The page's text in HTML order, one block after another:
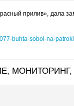
прилив»,
buhta-sobol-na-
МОНИТОРИНГ,